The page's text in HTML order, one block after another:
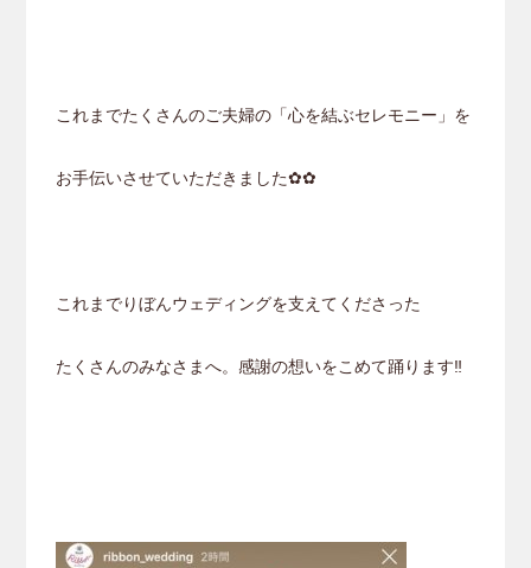
これまでたくさんのご夫婦の「心を結ぶセレモニー」を
お手伝いさせていただきました✿✿
これまでりぼんウェディングを支えてくださった
たくさんのみなさまへ。感謝の想いをこめて踊ります‼